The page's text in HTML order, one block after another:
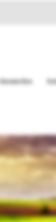
Gewerbe